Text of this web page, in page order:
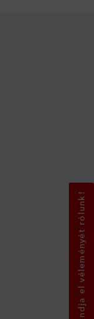
Mondja el véleményét rólunk!